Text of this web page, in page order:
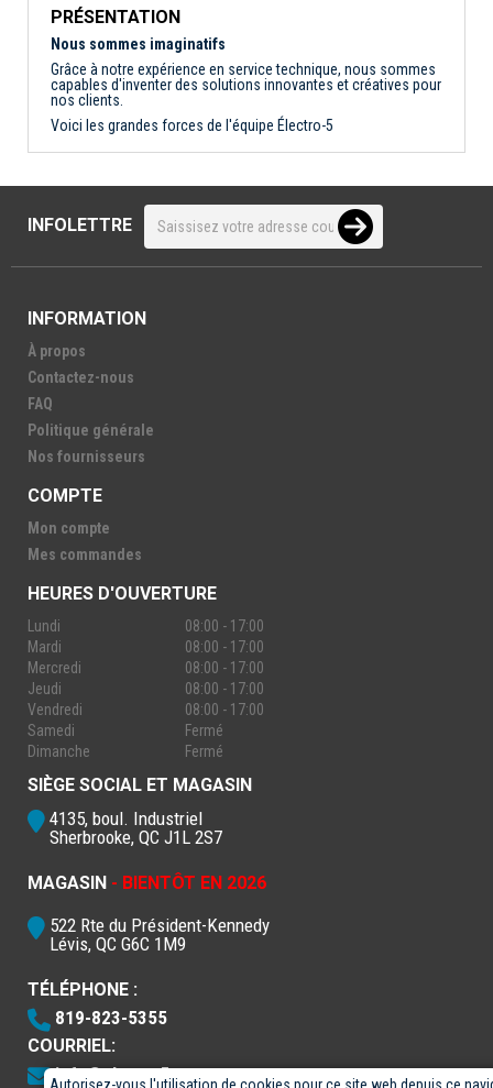
PRÉSENTATION
Nous sommes imaginatifs
Grâce à notre expérience en service technique, nous sommes
capables d'inventer des solutions innovantes et créatives pour
nos clients.
Voici les grandes forces de l'équipe Électro-5
INFOLETTRE
INFORMATION
À propos
Contactez-nous
FAQ
Politique générale
Nos fournisseurs
COMPTE
Mon compte
Mes commandes
HEURES D'OUVERTURE
Lundi
08:00 - 17:00
Mardi
08:00 - 17:00
Mercredi
08:00 - 17:00
Jeudi
08:00 - 17:00
Vendredi
08:00 - 17:00
Samedi
Fermé
Dimanche
Fermé
SIÈGE SOCIAL ET MAGASIN
4135, boul. Industriel
Sherbrooke, QC J1L 2S7
MAGASIN - BIENTÔT EN 2026
522 Rte du Président-Kennedy
Lévis, QC G6C 1M9
TÉLÉPHONE :
819-823-5355
COURRIEL:
info@electro5.com